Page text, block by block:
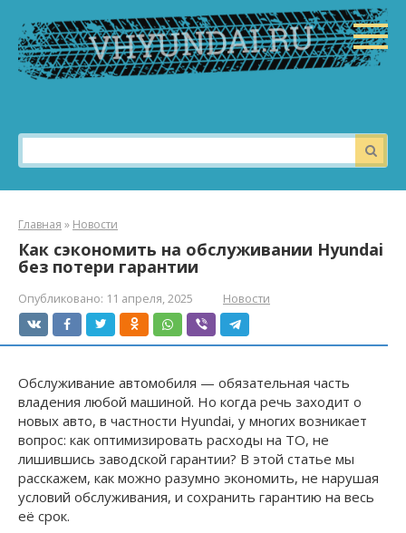
контенту
Поиск:
Главная » Новости
Как сэкономить на обслуживании Hyundai
без потери гарантии
Опубликовано: 11 апреля, 2025 Новости
Обслуживание автомобиля — обязательная часть
владения любой машиной. Но когда речь заходит о
новых авто, в частности Hyundai, у многих возникает
вопрос: как оптимизировать расходы на ТО, не
лишившись заводской гарантии? В этой статье мы
расскажем, как можно разумно экономить, не нарушая
условий обслуживания, и сохранить гарантию на весь
её срок.